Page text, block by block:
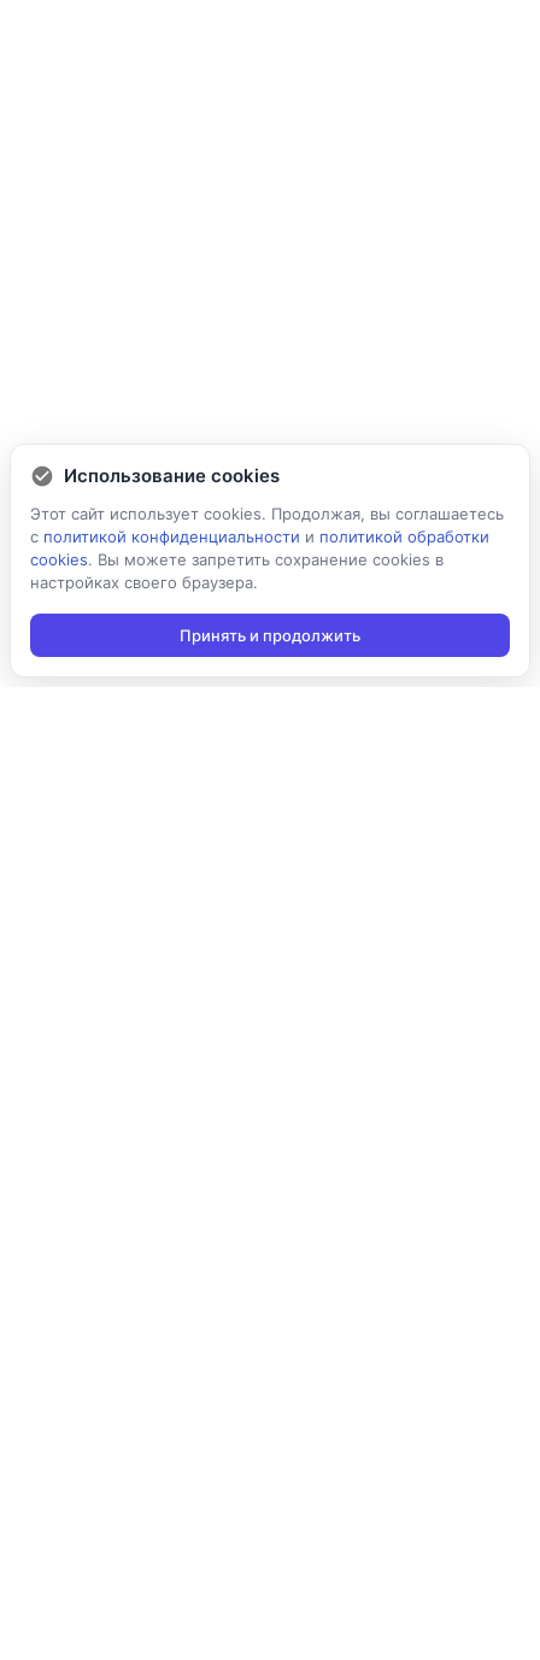
Использование cookies
Этот сайт использует cookies. Продолжая, вы соглашаетесь
с политикой конфиденциальности и политикой обработки
cookies. Вы можете запретить сохранение cookies в
настройках своего браузера.
Принять и продолжить